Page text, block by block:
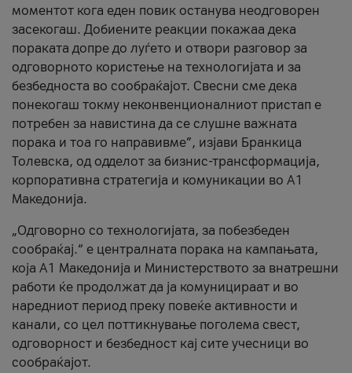
моментот кога еден повик останува неодговорен
засекогаш. Добиените реакции покажаа дека
пораката допре до луѓето и отвори разговор за
одговорното користење на технологијата и за
безбедноста во сообраќајот. Свесни сме дека
понекогаш токму неконвенционалниот пристап е
потребен за навистина да се слушне важната
порака и тоа го направивме”, изјави Бранкица
Толевска, од одделот за бизнис-трансформација,
корпоративна стратегија и комуникации во А1
Македонија.
„Одговорно со технологијата, за побезбеден
сообраќај.“ е централната порака на кампањата,
која A1 Македонија и Министерството за внатрешни
работи ќе продолжат да ја комуницираат и во
наредниот период преку повеќе активности и
канали, со цел поттикнување поголема свест,
одговорност и безбедност кај сите учесници во
сообраќајот.